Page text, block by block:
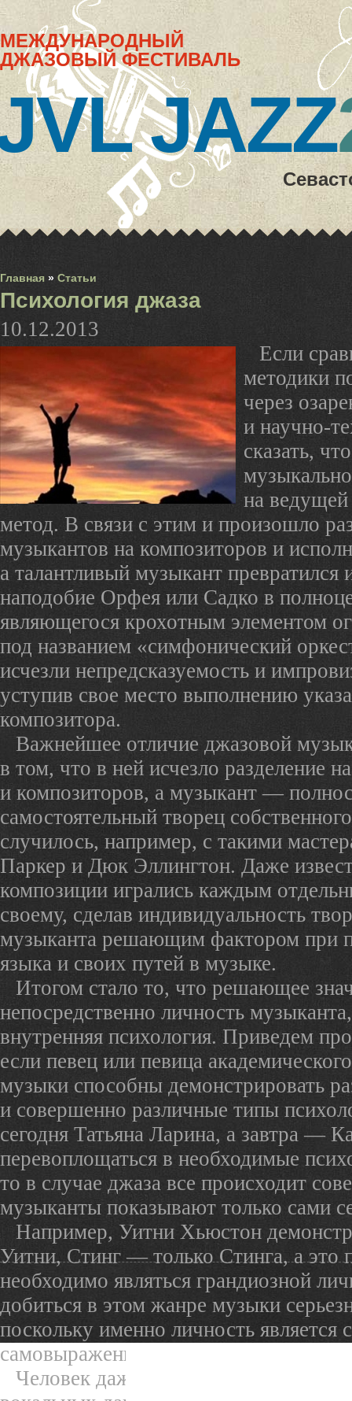
Главная » Статьи
Психология джаза
10.12.2013
Если
методики
через
и научно-
сказать,
на
метод. В связи с этим и произошло
музыкантов на композиторов и
а талантливый музыкант превратился
наподобие Орфея или Садко в
являющегося крохотным элементом
под названием «симфонический
исчезли непредсказуемость и
уступив свое место выполнению
композитора.
Важнейшее отличие джазовой
в том, что в ней исчезло разделение
и композиторов, а музыкант —
самостоятельный творец
случилось, например, с такими
Паркер и Дюк Эллингтон. Даже
композиции игрались каждым
своему, сделав индивидуальность
музыканта решающим фактором при
языка и своих путей в музыке.
Итогом стало то, что решающее
непосредственно личность
внутренняя психология. Приведем
если певец или певица
музыки способны демонстрировать
и совершенно различные типы
сегодня Татьяна Ларина, а завтра —
перевоплощаться в необходимые
то в случае джаза все происходит
музыканты показывают только сами
Например, Уитни Хьюстон
Уитни, Стинг — только Стинга, а это
необходимо являться грандиозной
добиться в этом жанре музыки
поскольку именно личность является
самовыражения человека.
Человек даже может не иметь
МЕЖДУНАРОДНЫЙ
ДЖАЗОВЫЙ ФЕСТИВАЛЬ
JAZZ